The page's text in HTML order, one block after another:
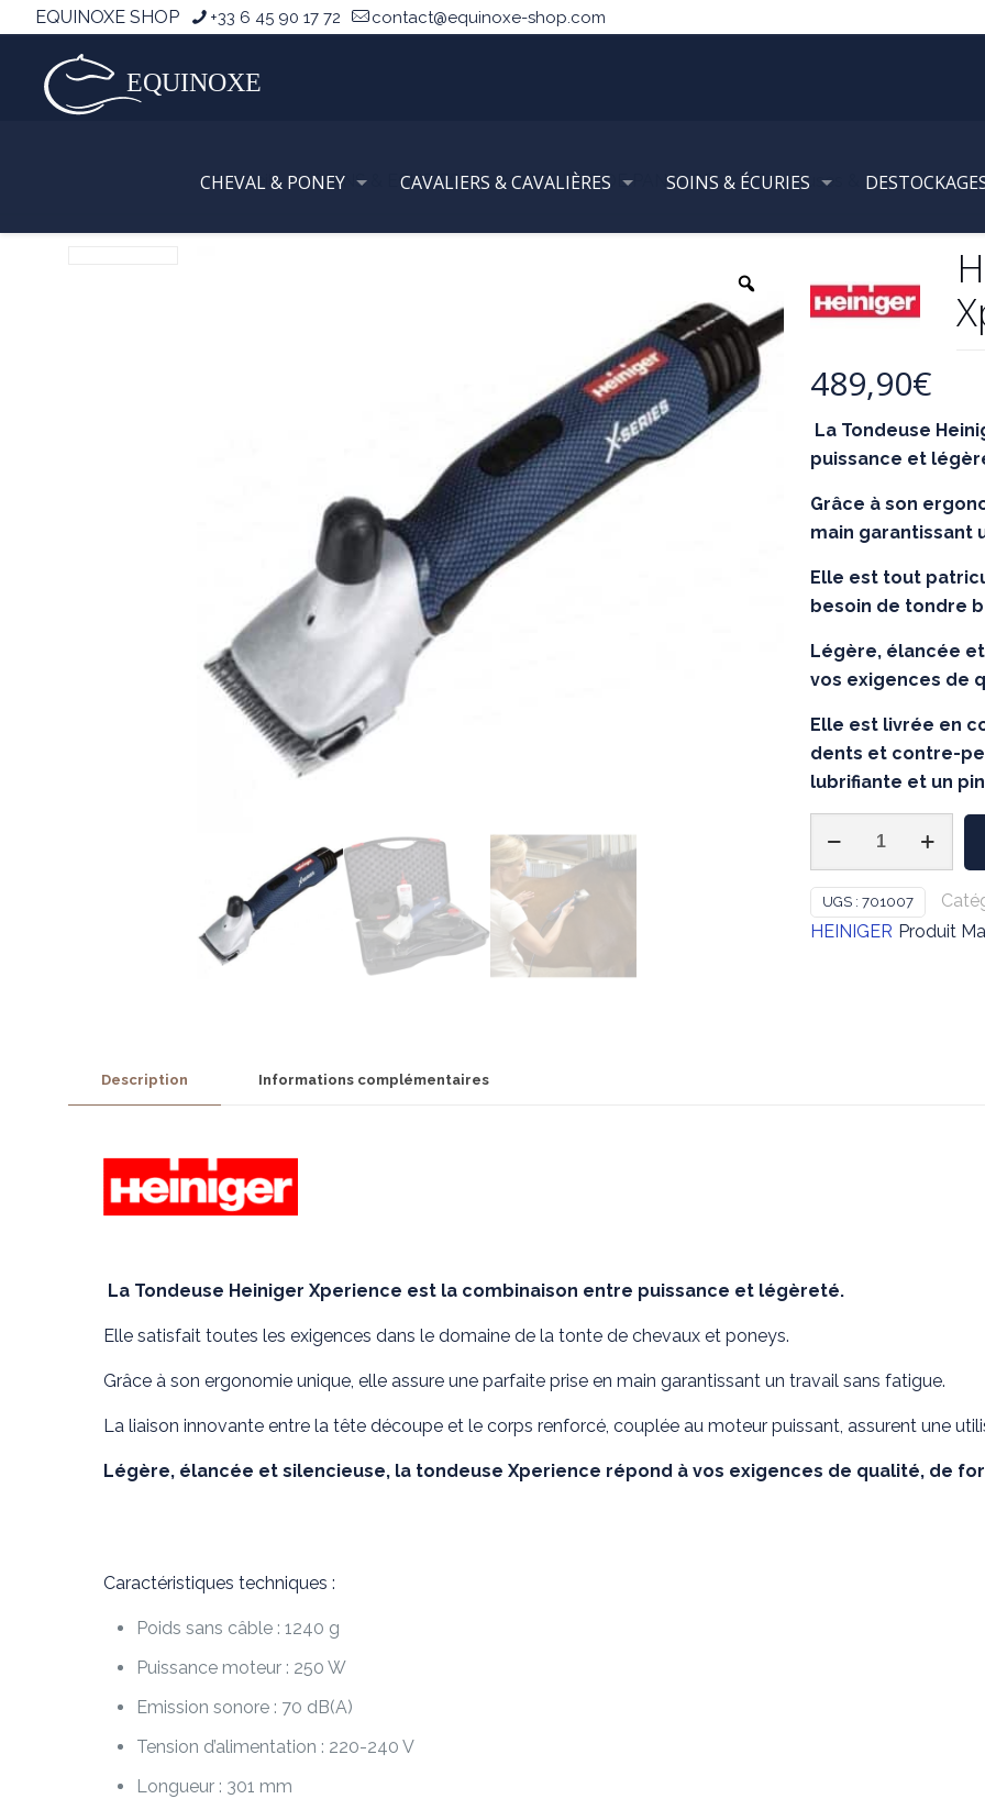
EQUINOXE SHOP +33 6 45 90 17 72 contact@equinoxe-shop.com
CHEVAL & PONEY CAVALIERS & CAVALIÈRES SOINS & ÉCURIES
Accueil SOINS & ECURIES MATERIELS DE PANSAGE Tondeuses & Accessoires
489,90€
La Tondeuse
puissance et
Grâce à son
main garantissant
Elle est tout
besoin de tondre
Légère, élancée
vos exigences de
Elle est livrée en
dents et contre-
lubrifiante et un
Heiniger
-
Tondeuse
UGS : 701007
HEINIGER Produit
Description Informations complémentaires
La Tondeuse Heiniger Xperience est la combinaison entre puissance et légèreté.
Elle satisfait toutes les exigences dans le domaine de la tonte de chevaux et poneys.
Grâce à son ergonomie unique, elle assure une parfaite prise en main garantissant un travail sans fatigue.
La liaison innovante entre la tête découpe et le corps renforcé, couplée au moteur puissant, assurent une
Légère, élancée et silencieuse, la tondeuse Xperience répond à vos exigences de qualité, de
Caractéristiques techniques :
Poids sans câble : 1240 g
Puissance moteur : 250 W
Emission sonore : 70 dB(A)
Tension d’alimentation : 220-240 V
Longueur : 301 mm